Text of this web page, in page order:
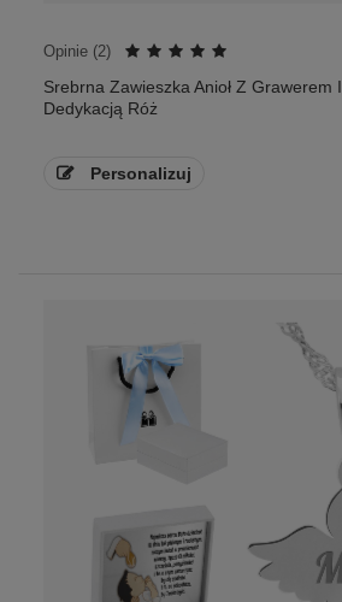
Opinie (2)
Srebrna Zawieszka Anioł Z Grawerem I
Dedykacją Róż
Personalizuj